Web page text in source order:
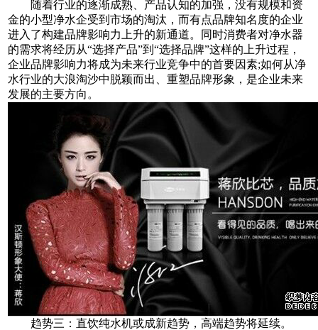
随着行业的逐渐成熟、产品认知的加强，没有规模和资
金的小型净水企受到市场的淘汰，而有点品牌知名度的企业
进入了构建品牌影响力上升的新通道。同时消费者对净水器
的需求将经历从“选择产品”到“选择品牌”这样的上升过程，
企业品牌影响力将成为未来行业竞争中的首要因素;如何从净
水行业的大浪淘沙中脱颖而出、重塑品牌形象，是企业未来
发展的主要方向。
趋势三：直饮纯水机或成新趋势，高端趋势将延续。